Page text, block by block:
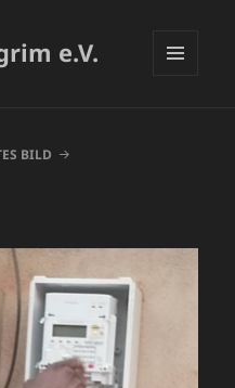
e.V.
BILD